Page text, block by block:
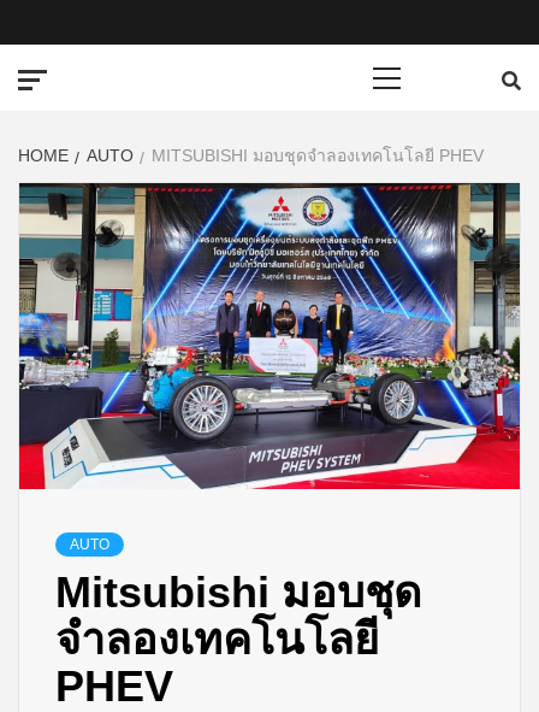
HOME AUTO MITSUBISHI มอบชุดจำลองเทคโนโลยี PHEV
AUTO
Mitsubishi มอบชุด
จำลองเทคโนโลยี
PHEV